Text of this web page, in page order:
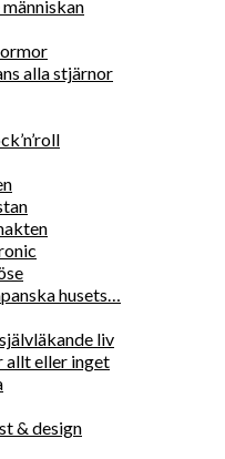
alla stjärnor
husets…
liv
allt eller inget
& design